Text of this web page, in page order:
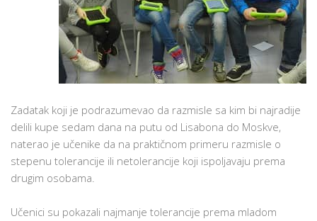
Zadatak koji je podrazumevao da razmisle sa kim bi najradije
delili kupe sedam dana na putu od Lisabona do Moskve,
naterao je učenike da na praktičnom primeru razmisle o
stepenu tolerancije ili netolerancije koji ispoljavaju prema
drugim osobama.
Učenici su pokazali najmanje tolerancije prema mladom